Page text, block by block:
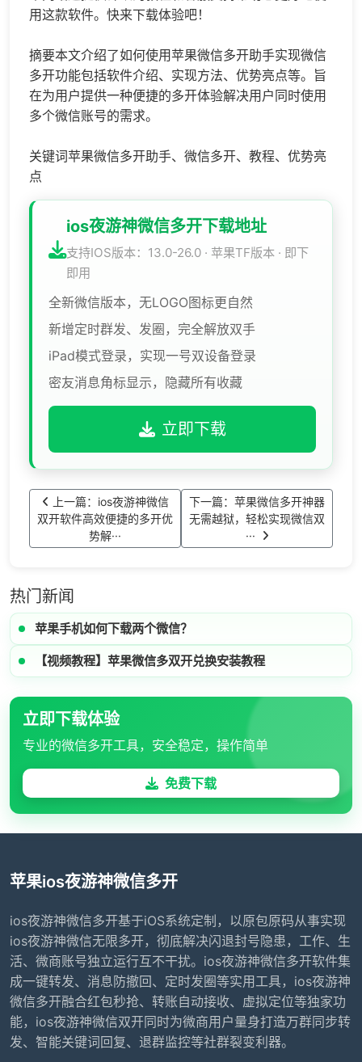
用这款软件。快来下载体验吧！
摘要本文介绍了如何使用苹果微信多开助手实现微信
多开功能包括软件介绍、实现方法、优势亮点等。旨
在为用户提供一种便捷的多开体验解决用户同时使用
多个微信账号的需求。
关键词苹果微信多开助手、微信多开、教程、优势亮
点
ios夜游神微信多开下载地址
支持IOS版本：13.0-26.0 · 苹果TF版本 · 即下
即用
全新微信版本，无LOGO图标更自然
新增定时群发、发圈，完全解放双手
iPad模式登录，实现一号双设备登录
密友消息角标显示，隐藏所有收藏
立即下载
上一篇：ios夜游神微信
双开软件高效便捷的多开优
势解···
下一篇：苹果微信多开神器
无需越狱，轻松实现微信双
···
热门新闻
苹果手机如何下载两个微信？
【视频教程】苹果微信多双开兑换安装教程
立即下载体验
专业的微信多开工具，安全稳定，操作简单
免费下载
苹果ios夜游神微信多开
ios夜游神微信多开基于iOS系统定制，以原包原码从事实现
ios夜游神微信无限多开，彻底解决闪退封号隐患，工作、生
活、微商账号独立运行互不干扰。ios夜游神微信多开软件集
成一键转发、消息防撤回、定时发圈等实用工具，ios夜游神
微信多开融合红包秒抢、转账自动接收、虚拟定位等独家功
能，ios夜游神微信双开同时为微商用户量身打造万群同步转
发、智能关键词回复、退群监控等社群裂变利器。